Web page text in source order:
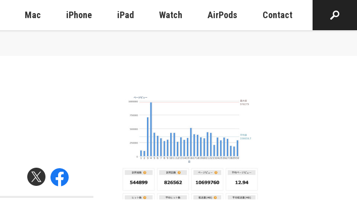
Mac iPhone iPad Watch AirPods Contact